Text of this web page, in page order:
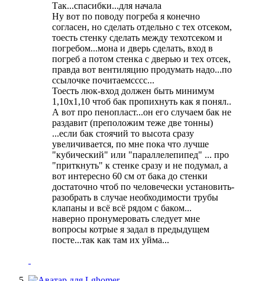
Так...спасибки...для начала
Ну вот по поводу погреба я конечно
согласен, но сделать отдельно с тех отсеком,
тоесть стенку сделать между техотсеком и
погребом...мона и дверь сделать, вход в
погреб а потом стенка с дверью и тех отсек,
правда вот вентиляцию продумать надо...по
ссылочке почитаемсссс...
Тоесть люк-вход должен быть минимум
1,10х1,10 чтоб бак пропихнуть как я понял..
А вот про пенопласт...он его случаем бак не
раздавит (преположим теже две тонны)
...если бак стоячий то высота сразу
увеличивается, по мне пока что лучше
"кубический" или "параллелепипед" ... про
"приткнуть" к стенке сразу и не подумал, а
вот интересно 60 см от бака до стенки
достаточно чтоб по человечески установить-
разобрать в случае необходимости трубы
клапаны и всё всё рядом с баком...
наверно пронумеровать следует мне
вопросы котрые я задал в предыдущем
посте...так как там их уйма...